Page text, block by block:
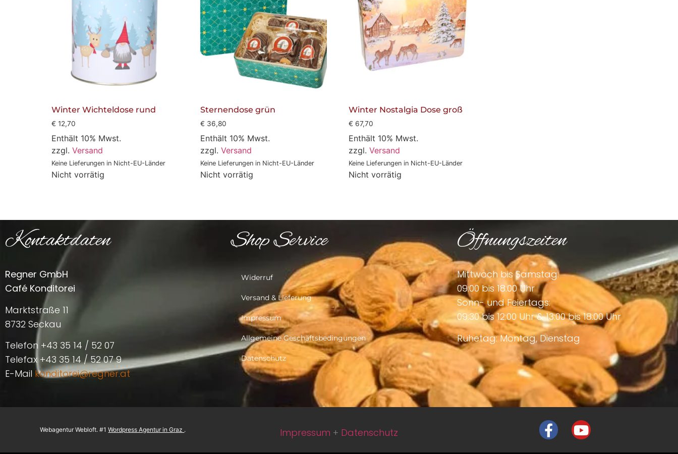
Winter Wichteldose rund
€ 12,70
Enthält 10% Mwst.
zzgl. Versand
Keine Lieferungen in Nicht-EU-Länder
Nicht vorrätig
Sternendose grün
€ 36,80
Enthält 10% Mwst.
zzgl. Versand
Keine Lieferungen in Nicht-EU-Länder
Nicht vorrätig
Winter Nostalgia Dose groß
€ 67,70
Enthält 10% Mwst.
zzgl.Versand
Keine Lieferungen in Nicht-EU-Länder
Nicht vorrätig
Kontaktdaten
Regner GmbH
Café Konditorei
Marktstraße 11
8732 Seckau
Telefon +43 35 14 / 52 07
Telefax +43 35 14 / 52 07 9
E-Mail konditorei@regner.at
Shop Service
Widerruf
Versand & Lieferung
Impressum
Allgemeine Geschäftsbedingungen
Datenschutz
Öffnungszeiten
Mittwoch bis Samstag:
09:00 bis 18:00 Uhr
Sonn- und Feiertags:
09:30 bis 12:00 Uhr & 13:00 bis 18:00 Uhr
Ruhetag: Montag, Dienstag
WebagenturWebloft. #1Wordpress Agentur in Graz . Impressum + Datenschutz